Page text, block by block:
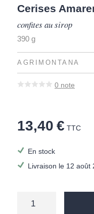
Cerises
confites au sirop
390 g
AGRIMONTANA
0 note
13,40 € TTC
En stock
Livraison le 12 août